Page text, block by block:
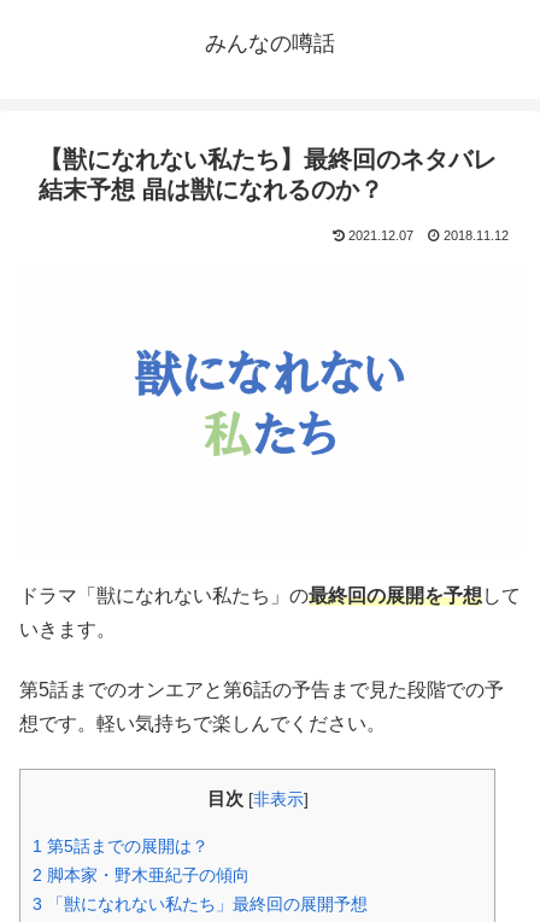
みんなの噂話
【獣になれない私たち】最終回のネタバレ
結末予想 晶は獣になれるのか？
2021.12.07 2018.11.12
ドラマ「獣になれない私たち」の最終回の展開を予想して
いきます。
第5話までのオンエアと第6話の予告まで見た段階での予
想です。軽い気持ちで楽しんでください。
目次 [非表示]
1 第5話までの展開は？
2 脚本家・野木亜紀子の傾向
3 「獣になれない私たち」最終回の展開予想